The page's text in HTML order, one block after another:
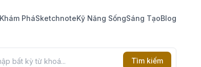
Khám PháSketchnoteKỹ Năng SốngSáng TạoBlog
Tìm kiếm